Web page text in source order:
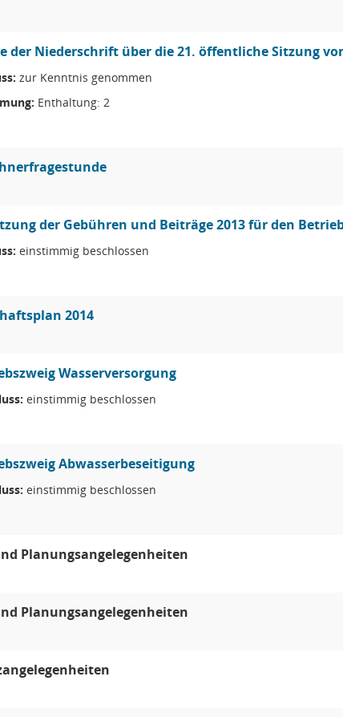
der Niederschrift über die 21. öffentliche Sitzung
zur Kenntnis genommen
Enthaltung: 2
der Gebühren und Beiträge 2013 für den
einstimmig beschlossen
2014
Wasserversorgung
einstimmig beschlossen
Abwasserbeseitigung
einstimmig beschlossen
Planungsangelegenheiten
Planungsangelegenheiten